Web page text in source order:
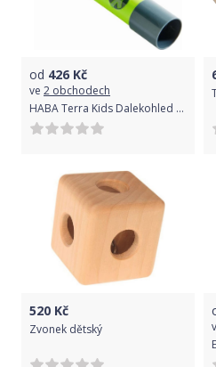
od 426 Kč
ve 2 obchodech
HABA Terra Kids Dalekohled kovový
520 Kč
Zvonek dětský